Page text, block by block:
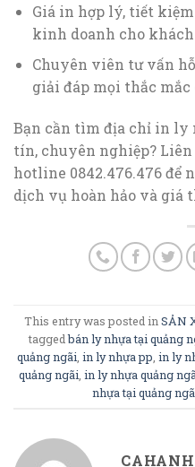
Giá in hợp lý, tiết
kinh doanh cho
Chuyên viên tư vấn
giải đáp mọi thắc
Bạn cần tìm địa chỉ in ly
tín, chuyên nghiệp?
hotline 0842.476.476
dịch vụ hoàn hảo và giá
This entry was posted in SẢN
taggedbán ly nhựa tại quảng
quảng ngãi in ly nhựa pp in ly
quảng ngãi in ly nhựa quảng
nhựa tại quảng